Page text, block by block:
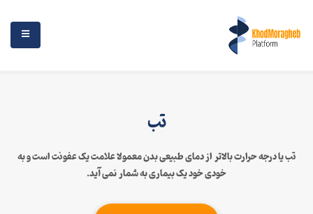
تب
تب یا درجه حرارت بالاتر از دمای طبیعی بدن معمولا علامت یک عفونت است و به
خودی خود یک بیماری به شمار نمی آید.